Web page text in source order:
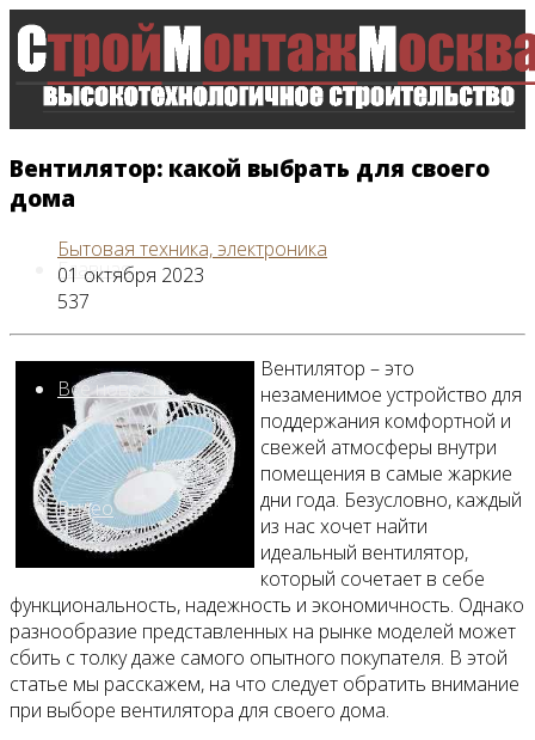
Главная
Все новости
Видео
Вентилятор: какой выбрать для своего
дома
Бытовая техника, электроника
01 октября 2023
537
Вентилятор – это
незаменимое устройство для
поддержания комфортной и
свежей атмосферы внутри
помещения в самые жаркие
дни года. Безусловно, каждый
из нас хочет найти
идеальный вентилятор,
который сочетает в себе
функциональность, надежность и экономичность. Однако
разнообразие представленных на рынке моделей может
сбить с толку даже самого опытного покупателя. В этой
статье мы расскажем, на что следует обратить внимание
при выборе вентилятора для своего дома.